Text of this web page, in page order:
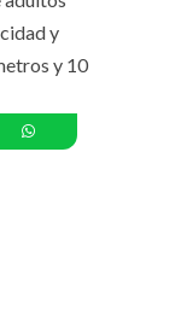
y
y 10